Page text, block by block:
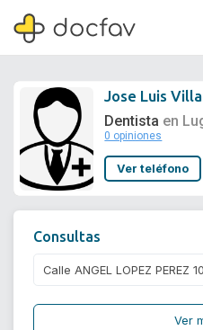
Jose Luis
Dentista en
0 opiniones
Ver teléfono
Consultas
Ver